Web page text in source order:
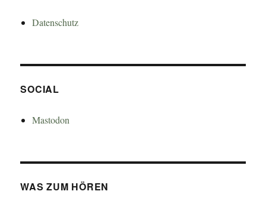
Datenschutz
SOCIAL
Mastodon
WAS ZUM HÖREN